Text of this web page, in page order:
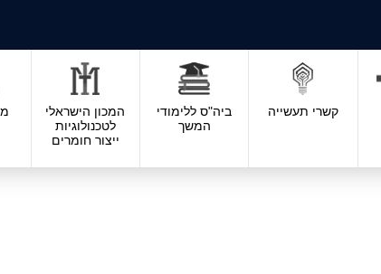
קשרי תעשייה
ביה"ס ללימודי
המשך
המכון הישראלי
לטכנולוגיות
ייצור חומרים